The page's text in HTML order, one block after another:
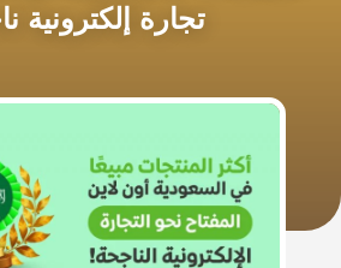
تجارة إلكترونية